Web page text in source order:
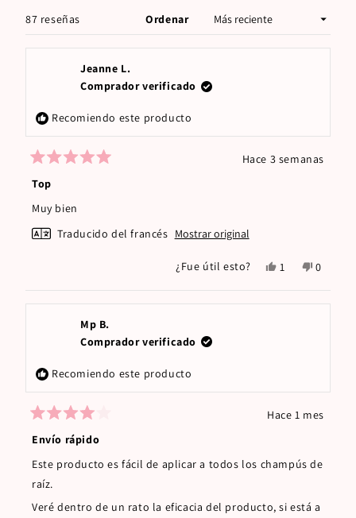
NUEVA
VENTANA)
87 reseñas Ordenar
Jeanne L.
Comprador verificado
Recomiendo este producto
5
de
5
estrellas
Hace 3 semanas
Top
Muy bien
Traducido del francés Mostrar original
¿Fue útil esto?
Sí,
reseña
de
1
votó
sí
No,
reseña
de
0
votaron
no
Mp B.
Comprador verificado
Recomiendo este producto
4
de
5
estrellas
Hace 1 mes
Envío rápido
Este producto es fácil de aplicar a todos los champús de
raíz.
Veré dentro de un rato la eficacia del producto, si está a
Cargando...